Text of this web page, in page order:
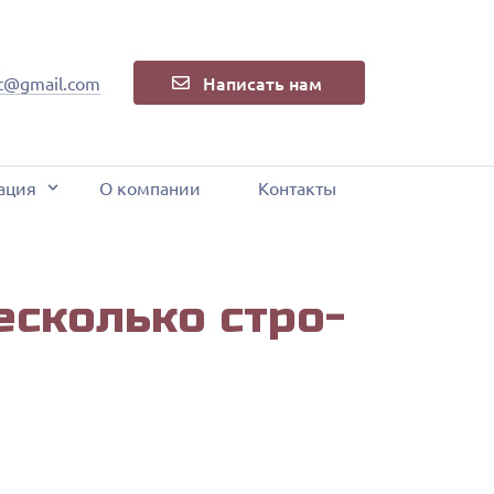
О компании Контакты
Написать нам
стро­